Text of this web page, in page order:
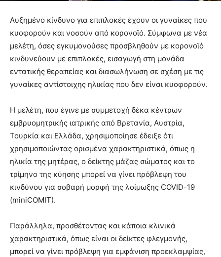
Αυξημένο κίνδυνο για επιπλοκές έχουν οι γυναίκες που
κυοφορούν και νοσούν από κορονοϊό. Σύμφωνα με νέα
μελέτη, όσες εγκυμονούσες προσβληθούν με κορονοϊό
κινδυνεύουν με επιπλοκές, εισαγωγή στη μονάδα
εντατικής θεραπείας και διασωλήνωση σε σχέση με τις
γυναίκες αντίστοιχης ηλικίας που δεν είναι κυοφορούν.
Η μελέτη, που έγινε με συμμετοχή δέκα κέντρων
εμβρυομητρικής ιατρικής από Βρετανία, Αυστρία,
Τουρκία και Ελλάδα, χρησιμοποίησε έδειξε ότι
χρησιμοποιώντας ορισμένα χαρακτηριστικά, όπως η
ηλικία της μητέρας, ο δείκτης μάζας σώματος και το
τρίμηνο της κύησης μπορεί να γίνει πρόβλεψη του
κινδύνου για σοβαρή μορφή της λοίμωξης COVID-19
(miniCOMIT).
Παράλληλα, προσθέτοντας και κάποια κλινικά
χαρακτηριστικά, όπως είναι οι δείκτες φλεγμονής,
μπορεί να γίνει πρόβλεψη για εμφάνιση προεκλαμψίας,